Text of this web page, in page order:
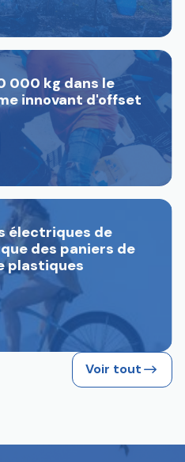
000 kg dans le
innovant d'offset
électriques de
des paniers de
plastiques
Voir tout